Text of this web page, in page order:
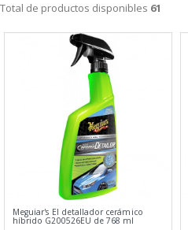
Total de productos disponibles 61
Meguiar's El detallador cerámico
híbrido G200526EU de 768 ml